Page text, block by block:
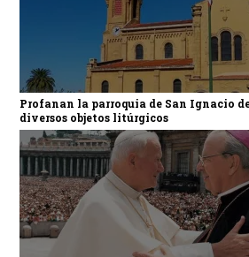
Profanan la parroquia de San Ignacio
diversos objetos litúrgicos